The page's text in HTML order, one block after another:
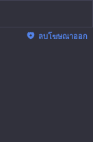
ลบโฆษณาออก